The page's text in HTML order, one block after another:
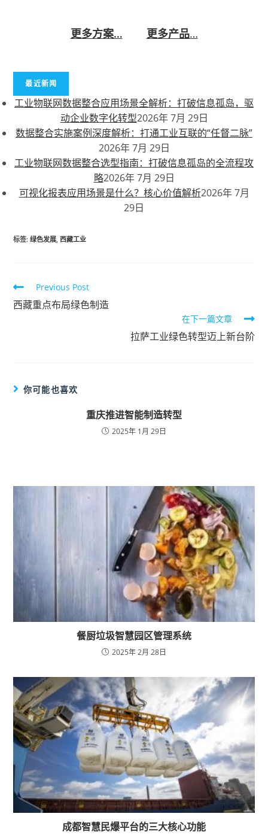
更多方案…
更多产品…
最近新闻
工业物联网数据整合应用场景全解析：打破信息孤岛，驱
动企业数字化转型2026年 7月 29日
数据整合实施案例深度解析：打通工业互联的“任督二脉”
2026年 7月 29日
工业物联网数据整合选型指南：打破信息孤岛的全流程攻
略2026年 7月 29日
可视化报表应用场景是什么？核心价值解析2026年 7月
29日
标签:绿色发展 西藏工业
Previous Post
西藏重点布局绿色制造
在下一篇文章
拉萨工业绿色转型迈上新台阶
你可能也喜欢
重庆推进智能制造转型
2025年 1月 29日
餐厨垃圾智慧园区管理系统
2025年 2月 28日
成都智慧民爆平台的三大核心功能